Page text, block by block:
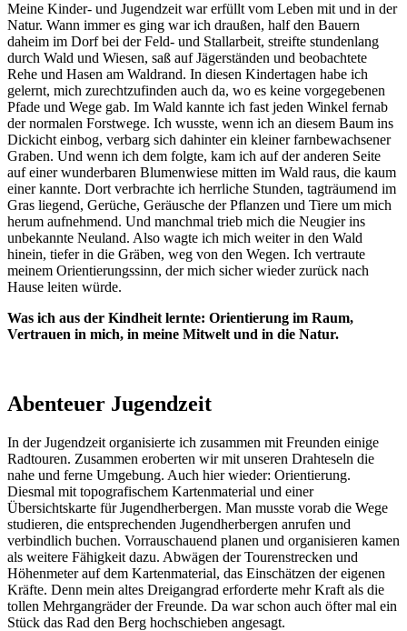
Meine Kinder- und Jugendzeit war erfüllt vom Leben mit und in der
Natur. Wann immer es ging war ich draußen, half den Bauern
daheim im Dorf bei der Feld- und Stallarbeit, streifte stundenlang
durch Wald und Wiesen, saß auf Jägerständen und beobachtete
Rehe und Hasen am Waldrand. In diesen Kindertagen habe ich
gelernt, mich zurechtzufinden auch da, wo es keine vorgegebenen
Pfade und Wege gab. Im Wald kannte ich fast jeden Winkel fernab
der normalen Forstwege. Ich wusste, wenn ich an diesem Baum ins
Dickicht einbog, verbarg sich dahinter ein kleiner farnbewachsener
Graben. Und wenn ich dem folgte, kam ich auf der anderen Seite
auf einer wunderbaren Blumenwiese mitten im Wald raus, die kaum
einer kannte. Dort verbrachte ich herrliche Stunden, tagträumend im
Gras liegend, Gerüche, Geräusche der Pflanzen und Tiere um mich
herum aufnehmend. Und manchmal trieb mich die Neugier ins
unbekannte Neuland. Also wagte ich mich weiter in den Wald
hinein, tiefer in die Gräben, weg von den Wegen. Ich vertraute
meinem Orientierungssinn, der mich sicher wieder zurück nach
Hause leiten würde.
Was ich aus der Kindheit lernte: Orientierung im Raum,
Vertrauen in mich, in meine Mitwelt und in die Natur.
Abenteuer Jugendzeit
In der Jugendzeit organisierte ich zusammen mit Freunden einige
Radtouren. Zusammen eroberten wir mit unseren Drahteseln die
nahe und ferne Umgebung. Auch hier wieder: Orientierung.
Diesmal mit topografischem Kartenmaterial und einer
Übersichtskarte für Jugendherbergen. Man musste vorab die Wege
studieren, die entsprechenden Jugendherbergen anrufen und
verbindlich buchen. Vorrauschauend planen und organisieren kamen
als weitere Fähigkeit dazu. Abwägen der Tourenstrecken und
Höhenmeter auf dem Kartenmaterial, das Einschätzen der eigenen
Kräfte. Denn mein altes Dreigangrad erforderte mehr Kraft als die
tollen Mehrgangräder der Freunde. Da war schon auch öfter mal ein
Stück das Rad den Berg hochschieben angesagt.